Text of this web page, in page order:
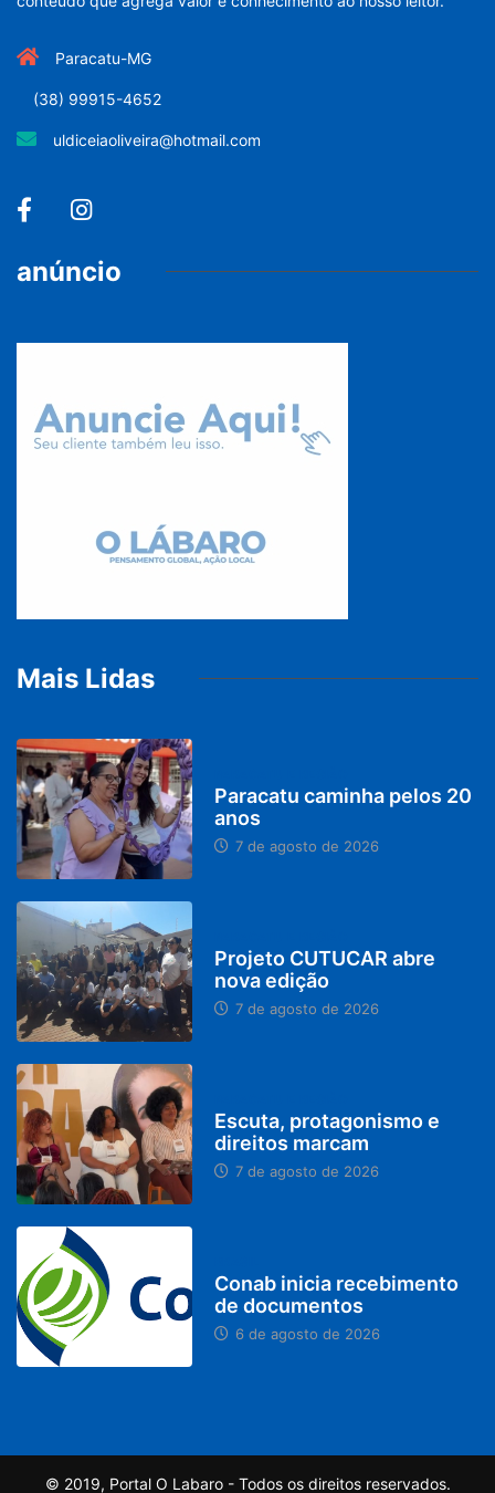
Paracatu-MG
(38) 99915-4652
uldiceiaoliveira@hotmail.com
anúncio
Mais Lidas
Paracatu caminha pelos 20
anos
7 de agosto de 2026
Projeto CUTUCAR abre
nova edição
7 de agosto de 2026
Escuta, protagonismo e
direitos marcam
7 de agosto de 2026
Conab inicia recebimento
de documentos
6 de agosto de 2026
© 2019, Portal O Labaro - Todos os direitos reservados.